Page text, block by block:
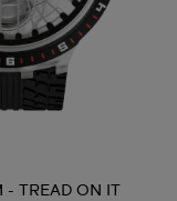
- TREAD ON IT